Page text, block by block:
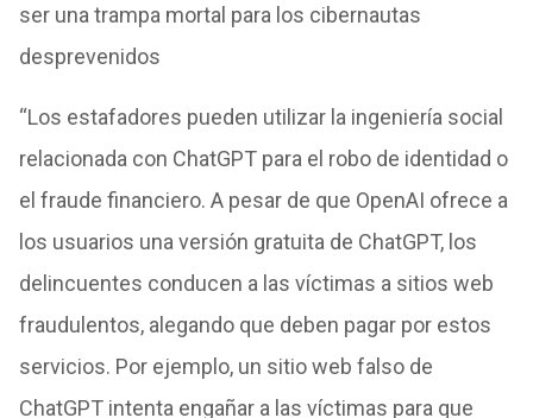
ser una trampa mortal para los cibernautas
desprevenidos
“Los estafadores pueden utilizar la ingeniería social
relacionada con ChatGPT para el robo de identidad o
el fraude financiero. A pesar de que OpenAI ofrece a
los usuarios una versión gratuita de ChatGPT, los
delincuentes conducen a las víctimas a sitios web
fraudulentos, alegando que deben pagar por estos
servicios. Por ejemplo, un sitio web falso de
ChatGPT intenta engañar a las víctimas para que